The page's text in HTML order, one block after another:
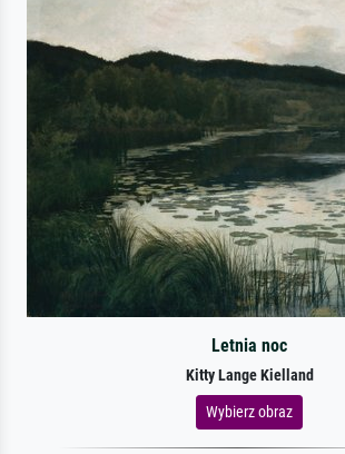
Letnia noc
Kitty Lange Kielland
Wybierz obraz